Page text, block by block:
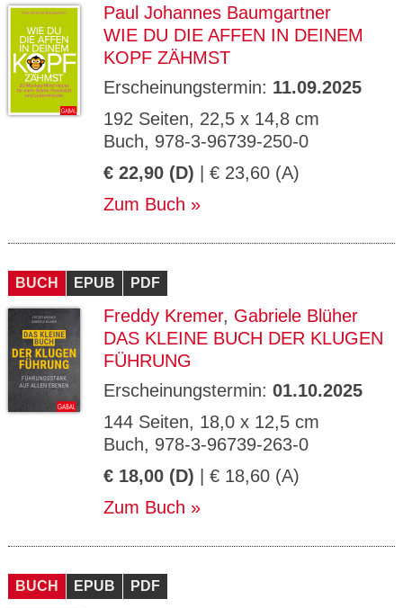
Paul Johannes Baumgartner
WIE DU DIE AFFEN IN DEINEM
KOPF ZÄHMST
Erscheinungstermin: 11.09.2025
192 Seiten, 22,5 x 14,8 cm
Buch, 978-3-96739-250-0
€ 22,90 (D) | € 23,60 (A)
Zum Buch
BUCH EPUB PDF
Freddy Kremer, Gabriele Blüher
DAS KLEINE BUCH DER KLUGEN
FÜHRUNG
Erscheinungstermin: 01.10.2025
144 Seiten, 18,0 x 12,5 cm
Buch, 978-3-96739-263-0
€ 18,00 (D) | € 18,60 (A)
Zum Buch
BUCH EPUB PDF